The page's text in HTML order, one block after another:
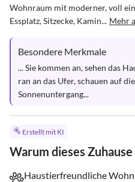
Wohnraum mit moderner, voll
Essplatz, Sitzecke, Kamin... Mehr
Besondere Merkmale
... Sie kommen an, sehen das
ran an das Ufer, schauen auf
Sonnenuntergang...
Erstellt mit KI
Warum dieses Zuhause
Haustierfreundliche